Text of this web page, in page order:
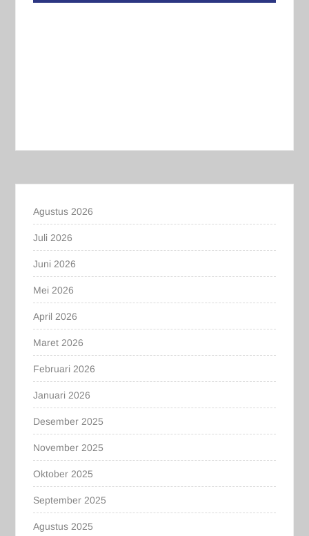
Agustus 2026
Juli 2026
Juni 2026
Mei 2026
April 2026
Maret 2026
Februari 2026
Januari 2026
Desember 2025
November 2025
Oktober 2025
September 2025
Agustus 2025